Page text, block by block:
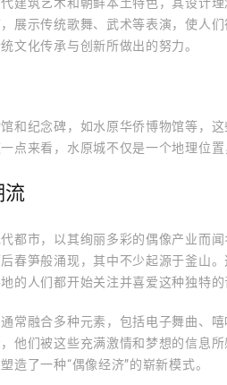
建筑艺术和朝鲜本土特色，其设计
展示传统歌舞、武术等表演，使人
文化传承与创新所做出的努力。
和纪念碑，如水原华侨博物馆等，
点来看，水原城不仅是一个地理位
都市，以其绚丽多彩的偶像产业而
春笋般涌现，其中不少起源于釜山
的人们都开始关注并喜爱这种独特的
常融合多种元素，包括电子舞曲、
他们被这些充满激情和梦想的信息
造了一种“偶像经济”的崭新模式。